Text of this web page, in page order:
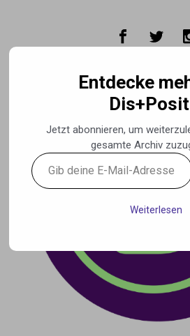
Entdecke
Jetzt abonnieren, um
gesamte Archiv
Gib
deine
Weiterlesen